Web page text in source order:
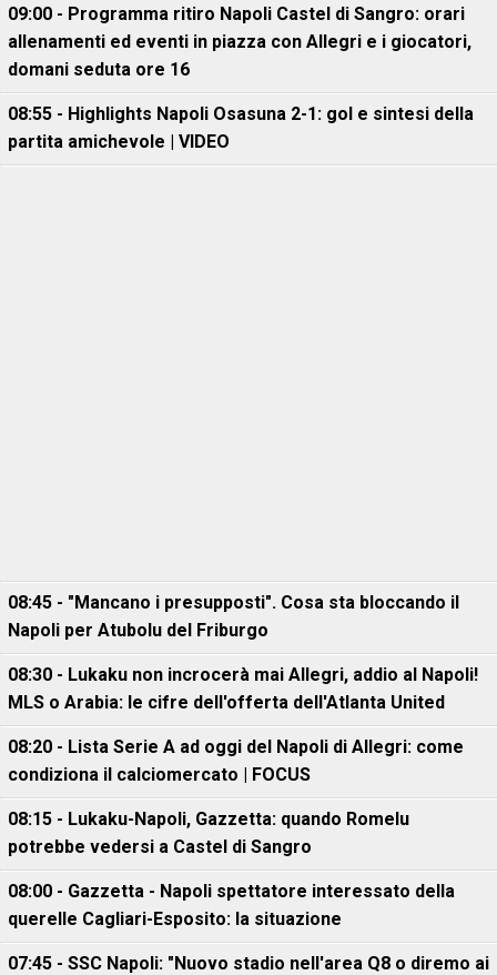
09:00 - Programma ritiro Napoli Castel di Sangro: orari
allenamenti ed eventi in piazza con Allegri e i giocatori,
domani seduta ore 16
08:55 - Highlights Napoli Osasuna 2-1: gol e sintesi della
partita amichevole | VIDEO
08:45 - "Mancano i presupposti". Cosa sta bloccando il
Napoli per Atubolu del Friburgo
08:30 - Lukaku non incrocerà mai Allegri, addio al Napoli!
MLS o Arabia: le cifre dell'offerta dell'Atlanta United
08:20 - Lista Serie A ad oggi del Napoli di Allegri: come
condiziona il calciomercato | FOCUS
08:15 - Lukaku-Napoli, Gazzetta: quando Romelu
potrebbe vedersi a Castel di Sangro
08:00 - Gazzetta - Napoli spettatore interessato della
querelle Cagliari-Esposito: la situazione
07:45 - SSC Napoli: "Nuovo stadio nell'area Q8 o diremo ai